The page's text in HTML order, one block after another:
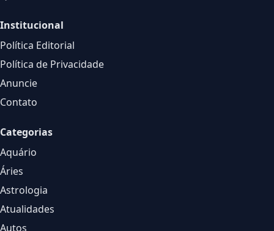
Institucional
Política Editorial
Política de Privacidade
Anuncie
Contato
Categorias
Aquário
Áries
Astrologia
Atualidades
Autos